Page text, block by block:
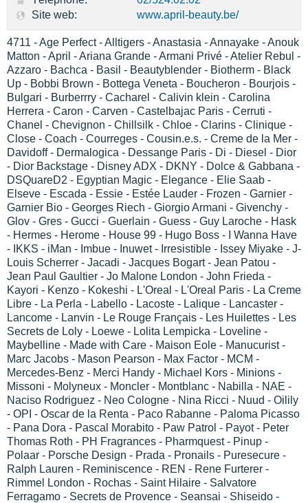
Site web:
www.april-beauty.be/
4711 - Age Perfect - Alltigers - Anastasia - Annayake - Anouk
Matton - April - Ariana Grande - Armani Privé - Atelier Rebul -
Azzaro - Bachca - Basil - Beautyblender - Biotherm - Black
Up - Bobbi Brown - Bottega Veneta - Boucheron - Bourjois -
Bulgari - Burberrry - Cacharel - Calivin klein - Carolina
Herrera - Caron - Carven - Castelbajac Paris - Cerruti -
Chanel - Chevignon - Chillsilk - Chloe - Clarins - Clinique -
Close - Coach - Courreges - Cousin.e.s. - Creme de la Mer -
Davidoff - Dermalogica - Dessange Paris - Di - Diesel - Dior
- Dior Backstage - Disney ADX - DKNY - Dolce & Gabbana -
DSQuareD2 - Egyptian Magic - Elegance - Elie Saab -
Elseve - Escada - Essie - Estée Lauder - Frozen - Garnier -
Garnier Bio - Georges Riech - Giorgio Armani - Givenchy -
Glov - Gres - Gucci - Guerlain - Guess - Guy Laroche - Hask
- Hermes - Herome - House 99 - Hugo Boss - I Wanna Have
- IKKS - iMan - Imbue - Inuwet - Irresistible - Issey Miyake - J-
Louis Scherrer - Jacadi - Jacques Bogart - Jean Patou -
Jean Paul Gaultier - Jo Malone London - John Frieda -
Kayori - Kenzo - Kokeshi - L'Oreal - L'Oreal Paris - La Creme
Libre - La Perla - Labello - Lacoste - Lalique - Lancaster -
Lancome - Lanvin - Le Rouge Français - Les Huilettes - Les
Secrets de Loly - Loewe - Lolita Lempicka - Loveline -
Maybelline - Made with Care - Maison Eole - Manucurist -
Marc Jacobs - Mason Pearson - Max Factor - MCM -
Mercedes-Benz - Merci Handy - Michael Kors - Minions -
Missoni - Molyneux - Moncler - Montblanc - Nabilla - NAE -
Naciso Rodriguez - Neo Cologne - Nina Ricci - Nuud - Oilily
- OPI - Oscar de la Renta - Paco Rabanne - Paloma Picasso
- Pana Dora - Pascal Morabito - Paw Patrol - Payot - Peter
Thomas Roth - PH Fragrances - Pharmquest - Pinup -
Polaar - Porsche Design - Prada - Pronails - Puresecure -
Ralph Lauren - Reminiscence - REN - Rene Furterer -
Rimmel London - Rochas - Saint Hilaire - Salvatore
Ferragamo - Secrets de Provence - Seansai - Shiseido -